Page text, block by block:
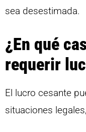
sea desestimada.
¿En qué
requerir
El lucro cesante
situaciones